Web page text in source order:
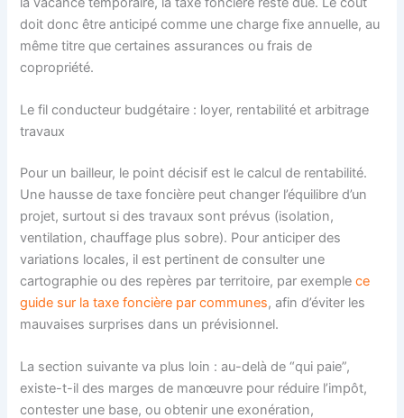
doit donc être anticipé comme une charge fixe annuelle, au
même titre que certaines assurances ou frais de
copropriété.
Le fil conducteur budgétaire : loyer, rentabilité et arbitrage
travaux
Pour un bailleur, le point décisif est le calcul de rentabilité.
Une hausse de taxe foncière peut changer l’équilibre d’un
projet, surtout si des travaux sont prévus (isolation,
ventilation, chauffage plus sobre). Pour anticiper des
variations locales, il est pertinent de consulter une
cartographie ou des repères par territoire, par exemplece
guide sur la taxe foncière par communes, afin d’éviter les
mauvaises surprises dans un prévisionnel.
La section suivante va plus loin : au-delà de “qui paie”,
existe-t-il des marges de manœuvre pour réduire l’impôt,
contester une base, ou obtenir une exonération,